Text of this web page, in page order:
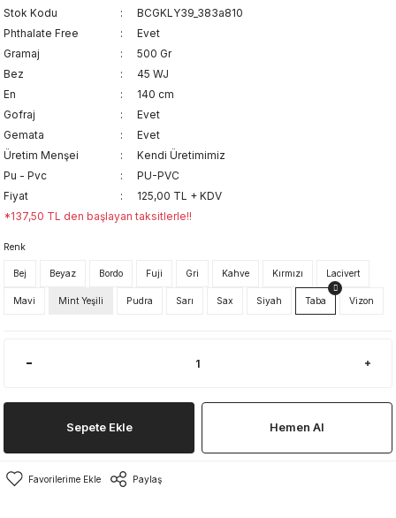
Stok Kodu
BCGKLY39_383a810
Phthalate Free
Evet
Gramaj
500 Gr
Bez
45 WJ
En
140 cm
Gofraj
Evet
Gemata
Evet
Üretim Menşei
Kendi Üretimimiz
Pu - Pvc
PU-PVC
Fiyat
125,00 TL + KDV
*137,50 TL den başlayan taksitlerle!!
Renk
Bej Beyaz Bordo Fuji Gri Kahve Kırmızı Lacivert
Mavi Mint Yeşili Pudra Sarı Sax Siyah Taba Vizon
Sepete Ekle Hemen Al
Paylaş